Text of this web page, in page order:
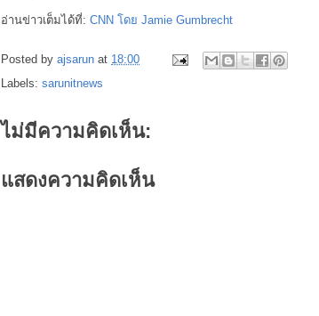
อ่านข่าวเต็มได้ที่: CNN โดย Jamie Gumbrecht
Posted by ajsarun at 18:00
Labels: sarunitnews
ไม่มีความคิดเห็น:
แสดงความคิดเห็น